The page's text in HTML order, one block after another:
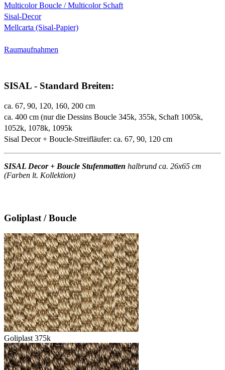
Multicolor Boucle / Multicolor Schaft
Sisal-Decor
Mellcarta (Sisal-Papier)
Raumaufnahmen
SISAL - Standard Breiten:
ca. 67, 90, 120, 160, 200 cm
ca. 400 cm (nur die Dessins Boucle 345k, 355k, Schaft 1005k,
1052k, 1078k, 1095k
Sisal Decor + Boucle-Streifläufer: ca. 67, 90, 120 cm
SISAL Decor + Boucle Stufenmatten halbrund ca. 26x65 cm
(Farben lt. Kollektion)
Goliplast / Boucle
Goliplast 375k